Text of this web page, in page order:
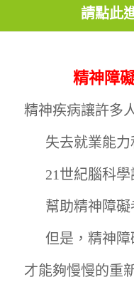
精神障
精神疾病讓許多
失去就業能力
21世紀腦科
幫助精神障礙
但是，精神障
才能夠慢慢的重